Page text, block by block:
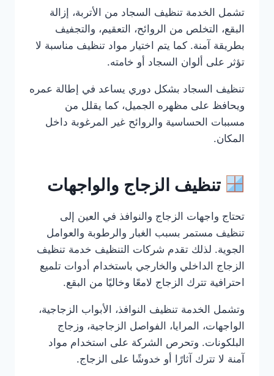
تشمل الخدمة تنظيف السجاد من الأتربة، إزالة
البقع، التخلص من الروائح، التعقيم، والتجفيف
بطريقة آمنة. كما يتم اختيار مواد تنظيف مناسبة لا
تؤثر على ألوان السجاد أو خامته.
تنظيف السجاد بشكل دوري يساعد في إطالة عمره
ويحافظ على مظهره الجميل، كما يقلل من
مسببات الحساسية والروائح غير المرغوبة داخل
المكان.
تنظيف الزجاج والواجهات
تحتاج واجهات الزجاج والنوافذ في العين إلى
تنظيف مستمر بسبب الغبار والرطوبة والعوامل
الجوية. لذلك تقدم شركات التنظيف خدمة تنظيف
الزجاج الداخلي والخارجي باستخدام أدوات تلميع
احترافية تترك الزجاج لامعًا وخاليًا من البقع.
وتشمل الخدمة تنظيف النوافذ، الأبواب الزجاجية،
الواجهات، المرايا، الفواصل الزجاجية، وزجاج
البلكونات. وتحرص الشركة على استخدام مواد
آمنة لا تترك آثارًا أو خدوشًا على الزجاج.